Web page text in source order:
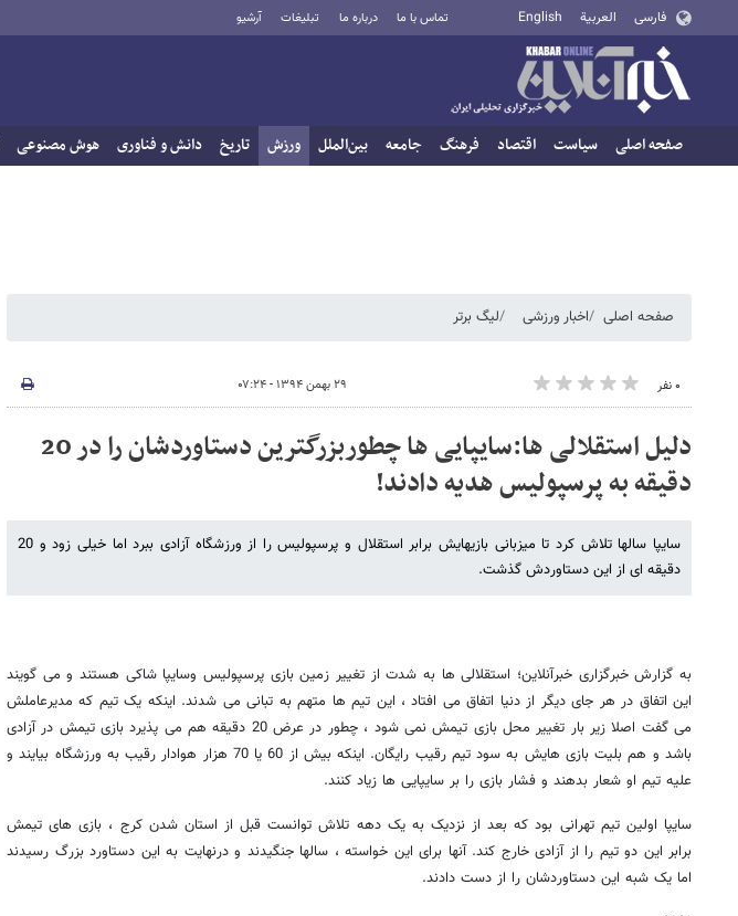
فارسی العربية English تماس با ما درباره ما تبلیغات آرشیو
صفحه اصلی سیاست اقتصاد فرهنگ جامعه بین‌الملل ورزش تاریخ دانش و فناوری هوش مصنوعی
صفحه اصلی اخبار ورزشی لیگ برتر
۰ نفر ۲۹ بهمن ۱۳۹۴ - ۰۷:۲۴
دلیل استقلالی ها:سایپایی ها چطوربزرگترین دستاوردشان را در 20
دقیقه به پرسپولیس هدیه دادند!
سایپا سالها تلاش کرد تا میزبانی بازیهایش برابر استقلال و پرسپولیس را از ورزشگاه آزادی ببرد اما خیلی زود و 20
دقیقه ای از این دستاوردش گذشت.
به گزارش خبرگزاری خبرآنلاین؛ استقلالی ها به شدت از تغییر زمین بازی پرسپولیس وسایپا شاکی هستند و می گویند
این اتفاق در هر جای دیگر از دنیا اتفاق می افتاد ، این تیم ها متهم به تبانی می شدند. اینکه یک تیم که مدیرعاملش
می گفت اصلا زیر بار تغییر محل بازی تیمش نمی شود ، چطور در عرض 20 دقیقه هم می پذیرد بازی تیمش در آزادی
باشد و هم بلیت بازی هایش به سود تیم رقیب رایگان. اینکه بیش از 60 یا 70 هزار هوادار رقیب به ورزشگاه بیایند و
علیه تیم او شعار بدهند و فشار بازی را بر سایپایی ها زیاد کنند.
سایپا اولین تیم تهرانی بود که بعد از نزدیک به یک دهه تلاش توانست قبل از استان شدن کرج ، بازی های تیمش
برابر این دو تیم را از آزادی خارج کند. آنها برای این خواسته ، سالها جنگیدند و درنهایت به این دستاورد بزرگ رسیدند
اما یک شبه این دستاوردشان را از دست دادند.